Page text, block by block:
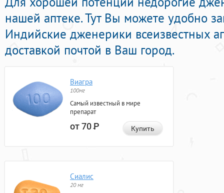
нашей аптеке. Тут Вы можете удобно
Индийские дженерики всеизвестных
доставкой почтой в Ваш город.
Виагра
100мг
Самый известный в мире
препарат
от 70Р Купить
Сиалис
20 мг